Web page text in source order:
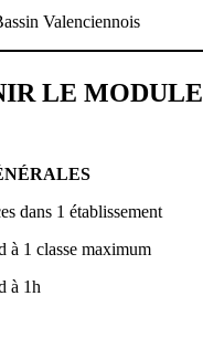
Valenciennois
LE MODULE
dans 1 établissement
à 1 classe maximum
à 1h